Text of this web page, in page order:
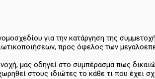
για την κατάργηση της
προς όφελος των
μας οδηγεί στο συμπέρασμα πως
στους ιδιώτες το κάθε τι που έχει